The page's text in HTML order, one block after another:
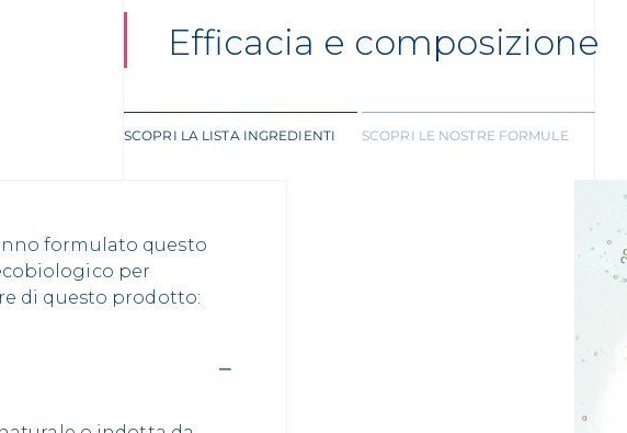
Efficacia e composizione
SCOPRI LA LISTA INGREDIENTI SCOPRI LE NOSTRE FORMULE
formulato questo
per
di questo prodotto: